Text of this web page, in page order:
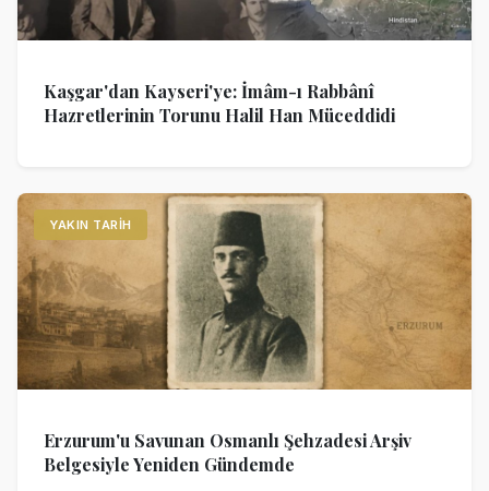
Kaşgar'dan Kayseri'ye: İmâm-ı Rabbânî
Hazretlerinin Torunu Halil Han Müceddidi
YAKIN TARIH
Erzurum'u Savunan Osmanlı Şehzadesi Arşiv
Belgesiyle Yeniden Gündemde